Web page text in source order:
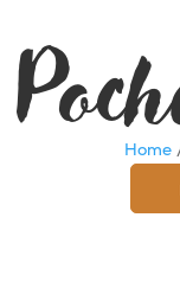
Home